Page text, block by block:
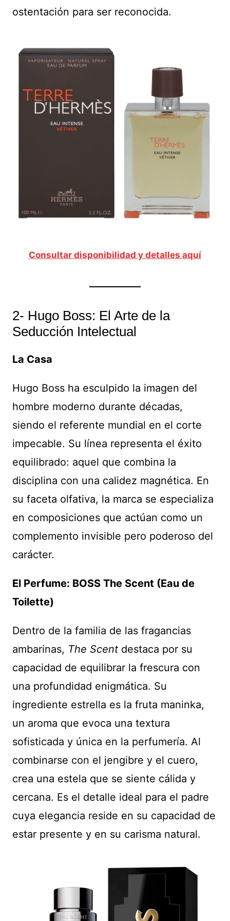
ostentación para ser reconocida.
Consultar disponibilidad y detalles aquí
2- Hugo Boss: El Arte de la
Seducción Intelectual
La Casa
Hugo Boss ha esculpido la imagen del
hombre moderno durante décadas,
siendo el referente mundial en el corte
impecable. Su línea representa el éxito
equilibrado: aquel que combina la
disciplina con una calidez magnética. En
su faceta olfativa, la marca se especializa
en composiciones que actúan como un
complemento invisible pero poderoso del
carácter.
El Perfume: BOSS The Scent (Eau de
Toilette)
Dentro de la familia de las fragancias
ambarinas, The Scentdestaca por su
capacidad de equilibrar la frescura con
una profundidad enigmática. Su
ingrediente estrella es la fruta maninka,
un aroma que evoca una textura
sofisticada y única en la perfumería. Al
combinarse con el jengibre y el cuero,
crea una estela que se siente cálida y
cercana. Es el detalle ideal para el padre
cuya elegancia reside en su capacidad de
estar presente y en su carisma natural.